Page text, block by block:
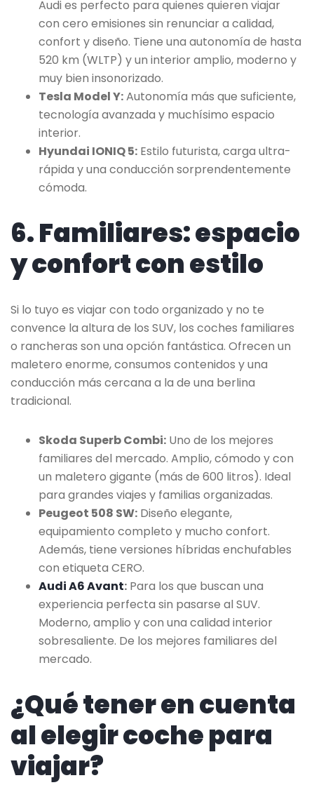
Audi es perfecto para quienes quieren viajar
con cero emisiones sin renunciar a calidad,
confort y diseño. Tiene una autonomía de hasta
520 km (WLTP) y un interior amplio, moderno y
muy bien insonorizado.
Tesla Model Y:Autonomía más que suficiente,
tecnología avanzada y muchísimo espacio
interior.
Hyundai IONIQ 5: Estilo futurista, carga ultra-
rápida y una conducción sorprendentemente
cómoda.
6. Familiares: espacio
y confort con estilo
Si lo tuyo es viajar con todo organizado y no te
convence la altura de los SUV, los coches familiares
o rancheras son una opción fantástica. Ofrecen un
maletero enorme, consumos contenidos y una
conducción más cercana a la de una berlina
tradicional.
Skoda Superb Combi: Uno de los mejores
familiares del mercado. Amplio, cómodo y con
un maletero gigante (más de 600 litros). Ideal
para grandes viajes y familias organizadas.
Peugeot 508 SW: Diseño elegante,
equipamiento completo y mucho confort.
Además, tiene versiones híbridas enchufables
con etiqueta CERO.
Audi A6 Avant: Para los que buscan una
experiencia perfecta sin pasarse al SUV.
Moderno, amplio y con una calidad interior
sobresaliente. De los mejores familiares del
mercado.
¿Qué tener en cuenta
al elegir coche para
viajar?